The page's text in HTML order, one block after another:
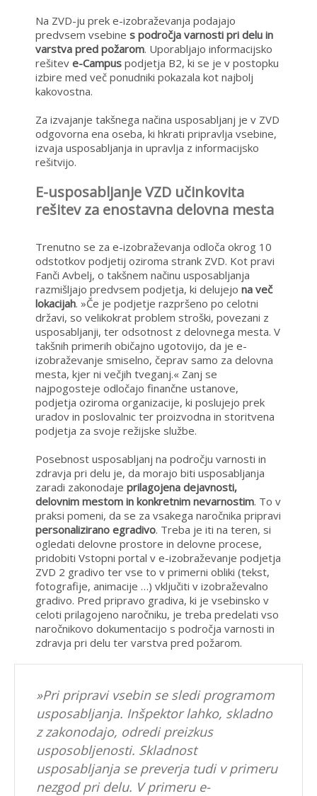
Na ZVD-ju prek e-izobraževanja podajajo
predvsem vsebine s področja varnosti pri delu in
varstva pred požarom. Uporabljajo informacijsko
rešitev e-Campus podjetja B2, ki se je v postopku
izbire med več ponudniki pokazala kot najbolj
kakovostna.
Za izvajanje takšnega načina usposabljanj je v ZVD
odgovorna ena oseba, ki hkrati pripravlja vsebine,
izvaja usposabljanja in upravlja z informacijsko
rešitvijo.
E-usposabljanje VZD učinkovita
rešitev za enostavna delovna mesta
Trenutno se za e-izobraževanja odloča okrog 10
odstotkov podjetij oziroma strank ZVD. Kot pravi
Fanči Avbelj, o takšnem načinu usposabljanja
razmišljajo predvsem podjetja, ki delujejo na več
lokacijah. »Če je podjetje razpršeno po celotni
državi, so velikokrat problem stroški, povezani z
usposabljanji, ter odsotnost z delovnega mesta. V
takšnih primerih običajno ugotovijo, da je e-
izobraževanje smiselno, čeprav samo za delovna
mesta, kjer ni večjih tveganj.« Zanj se
najpogosteje odločajo finančne ustanove,
podjetja oziroma organizacije, ki poslujejo prek
uradov in poslovalnic ter proizvodna in storitvena
podjetja za svoje režijske službe.
Posebnost usposabljanj na področju varnosti in
zdravja pri delu je, da morajo biti usposabljanja
zaradi zakonodaje prilagojena dejavnosti,
delovnim mestom in konkretnim nevarnostim. To v
praksi pomeni, da se za vsakega naročnika pripravi
personalizirano egradivo. Treba je iti na teren, si
ogledati delovne prostore in delovne procese,
pridobiti Vstopni portal v e-izobraževanje podjetja
ZVD 2 gradivo ter vse to v primerni obliki (tekst,
fotografije, animacije …) vključiti v izobraževalno
gradivo. Pred pripravo gradiva, ki je vsebinsko v
celoti prilagojeno naročniku, je treba predelati vso
naročnikovo dokumentacijo s področja varnosti in
zdravja pri delu ter varstva pred požarom.
»Pri pripravi vsebin se sledi programom
usposabljanja. Inšpektor lahko, skladno
z zakonodajo, odredi preizkus
usposobljenosti. Skladnost
usposabljanja se preverja tudi v primeru
nezgod pri delu. V primeru e-